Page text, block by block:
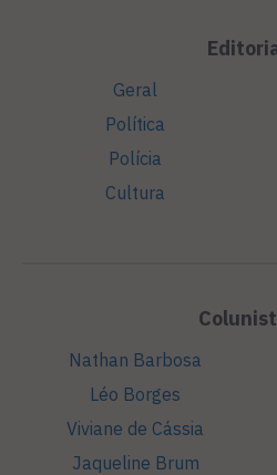
Geral
Política
Polícia
Cultura
Nathan Barbosa
Léo Borges
Viviane de Cássia
Jaqueline Brum